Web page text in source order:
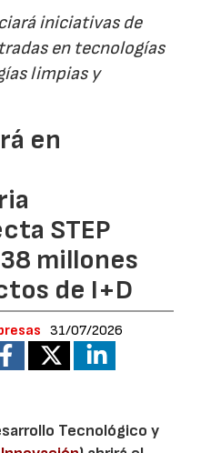
iniciativas de
en tecnologías
limpias y
en
STEP
millones
de I+D
31/07/2026
Tecnológico y